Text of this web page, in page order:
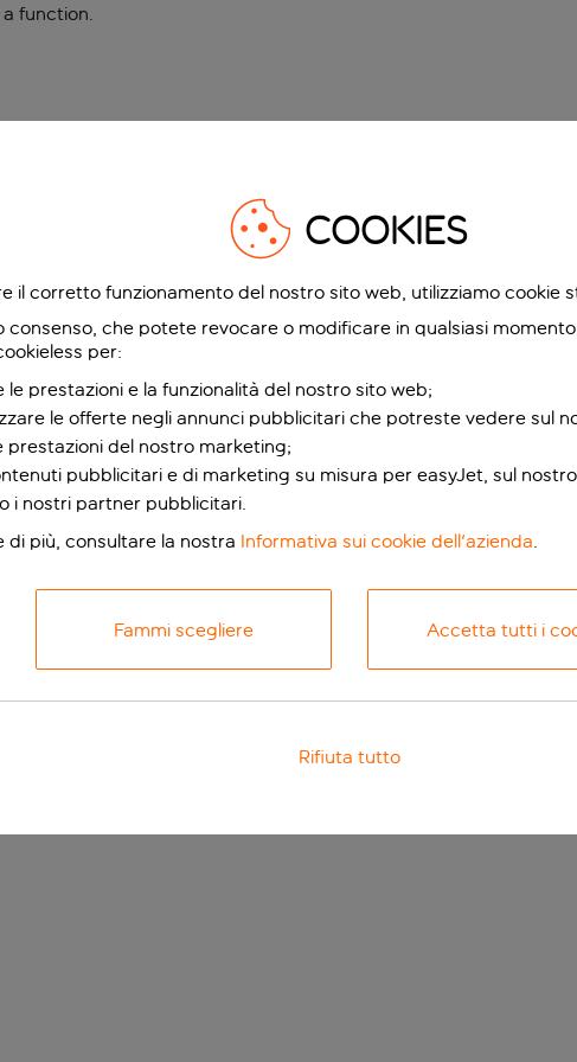
function.
COOKIES
il corretto funzionamento del nostro sito web, utilizziamo cookie
consenso, che potete revocare o modificare in qualsiasi
per:
le prestazioni e la funzionalità del nostro sito web;
le offerte negli annunci pubblicitari che potreste vedere sul
prestazioni del nostro marketing;
pubblicitari e di marketing su misura per easyJet, sul
i nostri partner pubblicitari.
di più, consultare la nostra Informativa sui cookie dell'azienda.
Fammi scegliere Accetta tutti i
Rifiuta tutto